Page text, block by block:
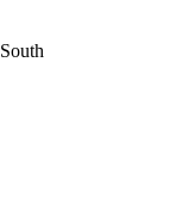
South